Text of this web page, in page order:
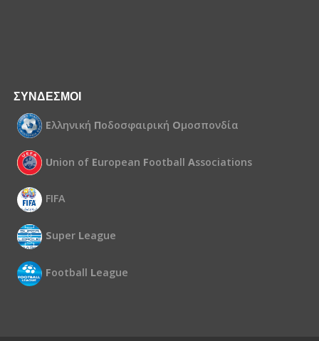
ΣΥΝΔΕΣΜΟΙ
Ελληνική Ποδοσφαιρική Ομοσπονδία
Union of European Football Associations
FIFA
Super League
Football League